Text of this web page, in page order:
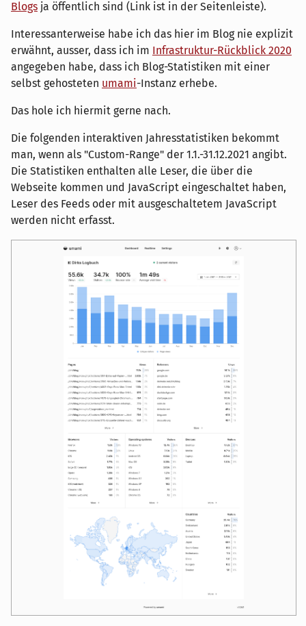
Blogs ja öffentlich sind (Link ist in der Seitenleiste).
Interessanterweise habe ich das hier im Blog nie explizit
erwähnt, ausser, dass ich im Infrastruktur-Rückblick 2020
angegeben habe, dass ich Blog-Statistiken mit einer
selbst gehosteten umami-Instanz erhebe.
Das hole ich hiermit gerne nach.
Die folgenden interaktiven Jahresstatistiken bekommt
man, wenn als "Custom-Range" der 1.1.-31.12.2021 angibt.
Die Statistiken enthalten alle Leser, die über die
Webseite kommen und JavaScript eingeschaltet haben,
Leser des Feeds oder mit ausgeschaltetem JavaScript
werden nicht erfasst.